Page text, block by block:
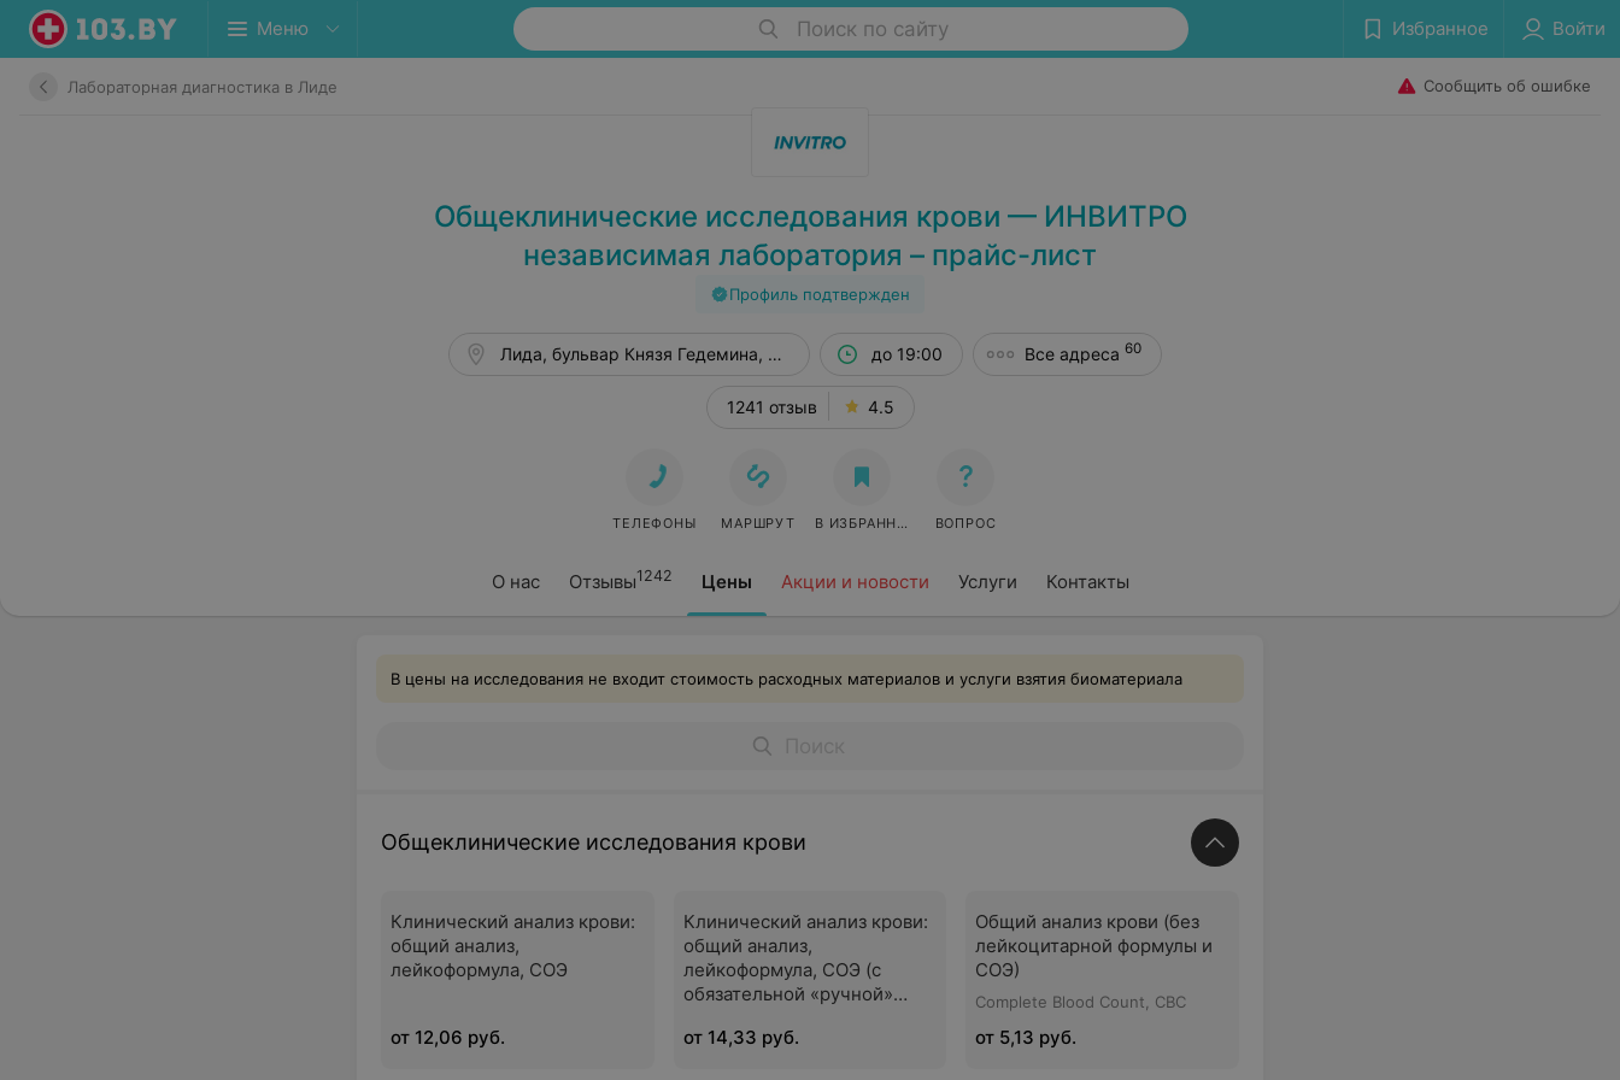
Меню Поиск по сайту Избранное Войти
Лабораторная диагностика в Лиде Сообщить об ошибке
Общеклинические исследования крови — ИНВИТРО
независимая лаборатория – прайс-лист
Профиль подтвержден
О нас Отзывы1242 Цены Акции и новости Услуги Контакты
Лида, бульвар Князя Гедемина, 12/1 до 19:00 Все адреса 60
1241 отзыв 4.5
ТЕЛЕФОНЫ МАРШРУТ В ИЗБРАННОЕ ВОПРОС
В цены на исследования не входит стоимость расходных материалов и услуги взятия биоматериала
Общеклинические исследования крови
Клинический анализ крови:
общий анализ,
лейкоформула, СОЭ
от 12,06 руб.
Клинический анализ крови:
общий анализ,
лейкоформула, СОЭ (с
обязательной «ручной»
от 14,33 руб.
Общий анализ крови (без
лейкоцитарной формулы и
СОЭ)
Complete Blood Count, CBC
от 5,13 руб.